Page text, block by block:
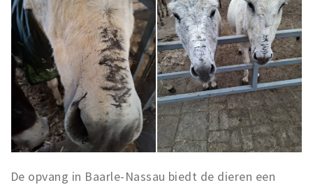
De opvang in Baarle-Nassau biedt de dieren een